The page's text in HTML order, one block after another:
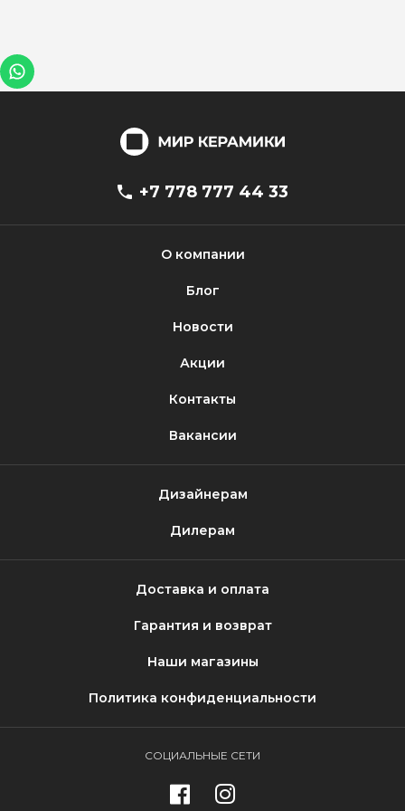
+7 778 777 44 33
О компании
Блог
Новости
Акции
Контакты
Вакансии
Дизайнерам
Дилерам
Доставка и оплата
Гарантия и возврат
Наши магазины
Политика конфиденциальности
СОЦИАЛЬНЫЕ СЕТИ